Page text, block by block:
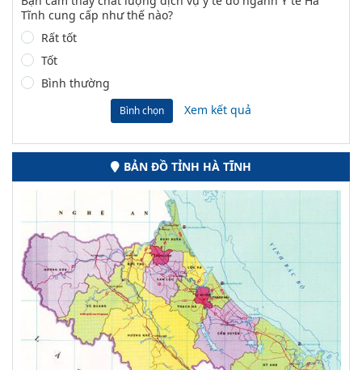
Tĩnh cung cấp như thế nào?
Rất tốt
Tốt
Bình thường
Bình chọn Xem kết quả
BẢN ĐỒ TỈNH HÀ TĨNH